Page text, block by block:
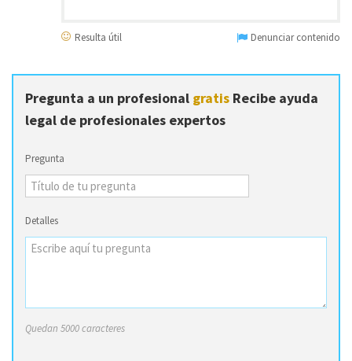
Resulta útil Denunciar contenido
Pregunta a un profesional gratis Recibe ayuda
legal de profesionales expertos
Pregunta
Detalles
Quedan 5000 caracteres